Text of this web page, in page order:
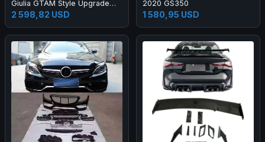
Giulia GTAM Style Upgrade
Black Color One Year Warranty
2 598,82 USD
2020 GS350
1 580,95 USD